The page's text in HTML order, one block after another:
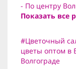
- По центру
Показать все
#Цветочный
цветы оптом в
Волгограде